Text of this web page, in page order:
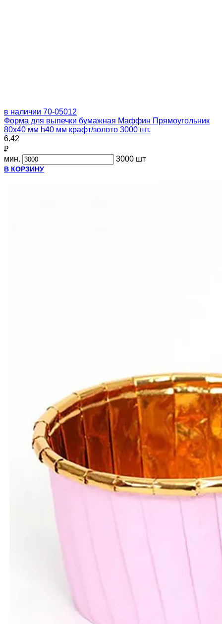
в наличии 70-05012
Форма для выпечки бумажная Маффин Прямоугольник
80х40 мм h40 мм крафт/золото 3000 шт.
6.42
₽
мин.
3000 шт
В КОРЗИНУ